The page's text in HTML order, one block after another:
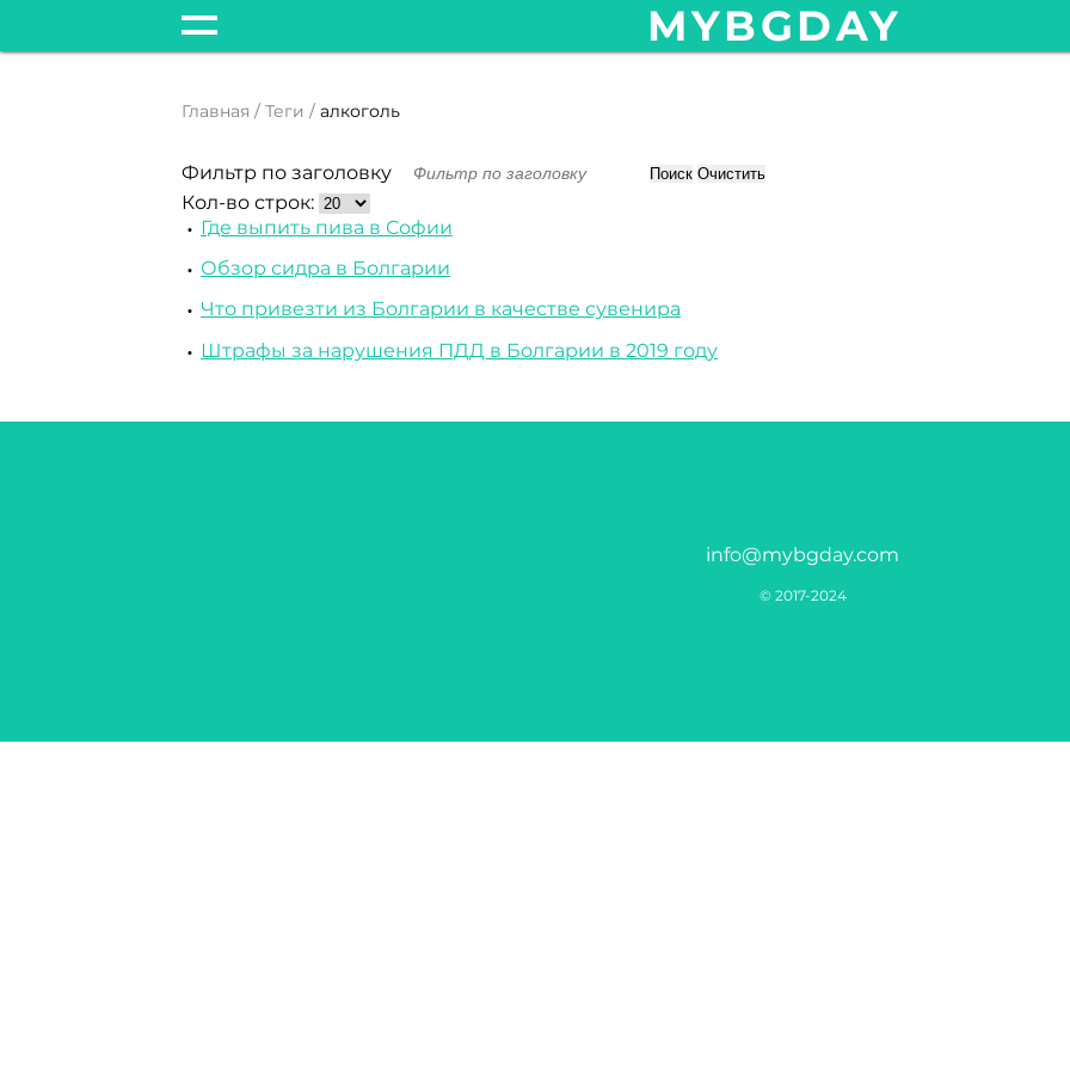
MYBGDAY
Главная Теги алкоголь
Фильтр по заголовку Поиск Очистить
Кол-во строк:
Где выпить пива в Софии
Обзор сидра в Болгарии
Что привезти из Болгарии в качестве сувенира
Штрафы за нарушения ПДД в Болгарии в 2019 году
info@mybgday.com
© 2017-2024